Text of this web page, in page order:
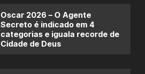
Oscar 2026 – O Agente
Secreto é indicado em 4
categorias e iguala recorde de
Cidade de Deus